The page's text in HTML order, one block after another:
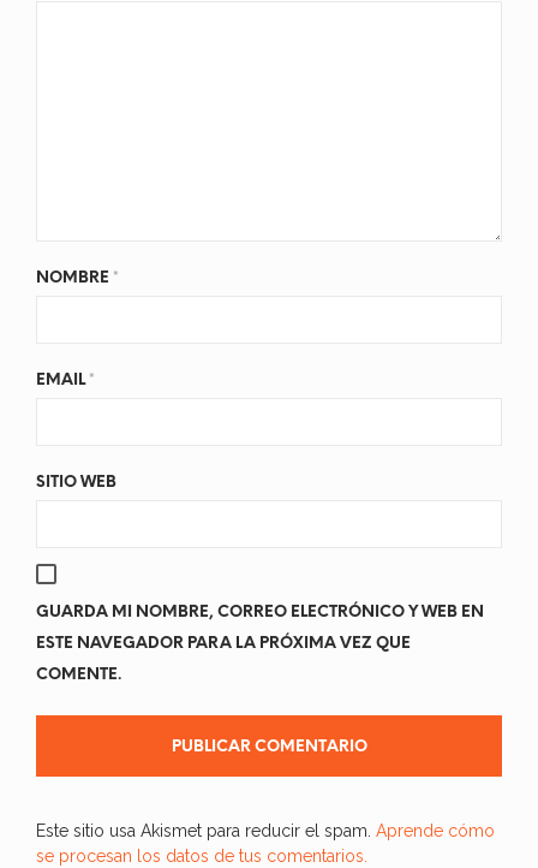
NOMBRE *
EMAIL *
SITIO WEB
GUARDA MI NOMBRE, CORREO ELECTRÓNICO Y WEB EN
ESTE NAVEGADOR PARA LA PRÓXIMA VEZ QUE
COMENTE.
Este sitio usa Akismet para reducir el spam. Aprende cómo
se procesan los datos de tus comentarios.